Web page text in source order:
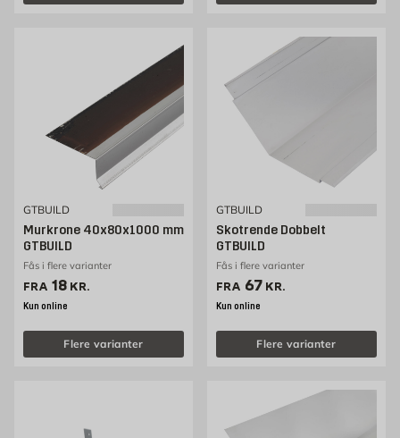
GTBUILD
Murkrone 40x80x1000 mm
GTBUILD
Fås i flere varianter
FRA Pris 18 kr. /stk
18 KR.
Kun online
Flere varianter
GTBUILD
Skotrende Dobbelt
GTBUILD
Fås i flere varianter
FRA Pris 67 kr. /stk
67 KR.
Kun online
Flere varianter